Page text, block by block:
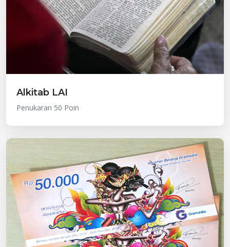
Alkitab LAI
Penukaran 50 Poin